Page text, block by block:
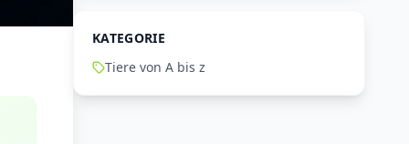
KATEGORIE
Tiere von A bis z